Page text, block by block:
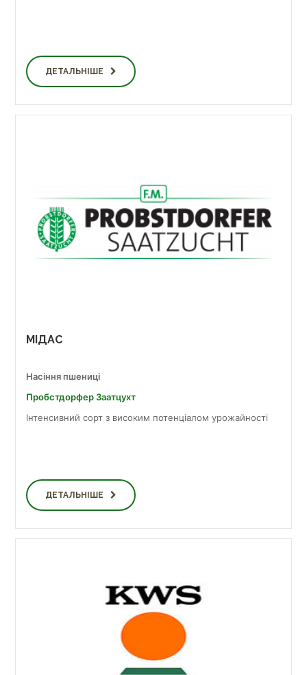
ДЕТАЛЬНІШЕ
МІДАС
Насіння пшениці
Пробст­дор­фер За­ат­цухт
Інтенсивний сорт з високим потенціалом урожайності
ДЕТАЛЬНІШЕ